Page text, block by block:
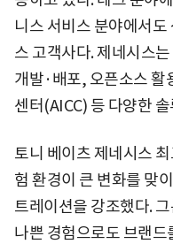
니스 서비스 분야에서도
스 고객사다. 제네시스
개발·배포, 오픈소스 활
센터(AICC) 등 다양한
토니 베이츠 제네시스
험 환경이 큰 변화를 맞
트레이션을 강조했다.
나쁜 경험으로도 브랜